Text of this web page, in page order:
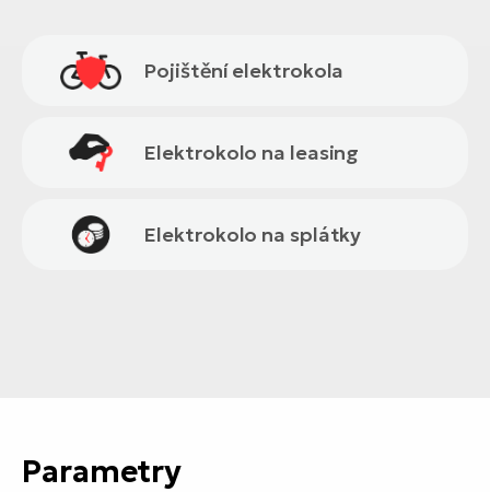
Pojištění elektrokola
Elektrokolo na leasing
Elektrokolo na splátky
Parametry